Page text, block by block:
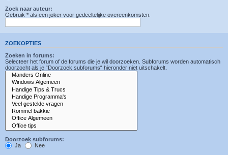
Zoek naar auteur:
Gebruik * als een joker voor gedeeltelijke overeenkomsten.
ZOEKOPTIES
Zoeken in forums:
Selecteer het forum of de forums die je wil doorzoeken. Subforums worden automatisch
doorzocht als je “Doorzoek subforums“ hieronder niet uitschakelt.
Doorzoek subforums:
Ja
Nee